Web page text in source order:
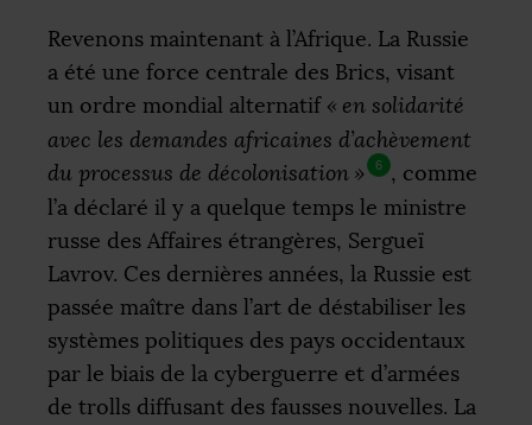
Revenons maintenant à l’Afrique. La Russie
a été une force centrale des Brics, visant
un ordre mondial alternatif « en solidarité
avec les demandes africaines d’achèvement
du processus de décolonisation » 6
, comme
l’a déclaré il y a quelque temps le ministre
russe des Affaires étrangères, Sergueï
Lavrov. Ces dernières années, la Russie est
passée maître dans l’art de déstabiliser les
systèmes politiques des pays occidentaux
par le biais de la cyberguerre et d’armées
de trolls diffusant des fausses nouvelles. La